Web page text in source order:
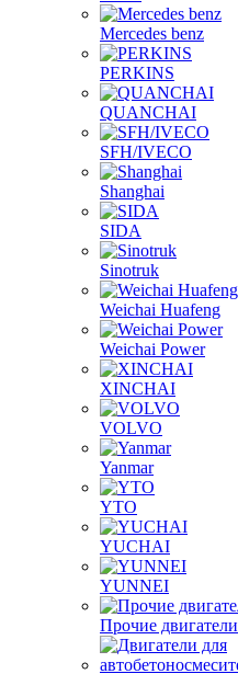
Mercedes benz
PERKINS
QUANCHAI
SFH/IVECO
Shanghai
SIDA
Sinotruk
Weichai Huafeng
Weichai Power
XINCHAI
VOLVO
Yanmar
YTO
YUCHAI
YUNNEI
Прочие двигатели